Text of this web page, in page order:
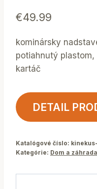
€49.99
kominársky
potiahnutý plastom,
kartáč
DETAIL
Katalógové číslo:
Kategórie: Dom a záhrada